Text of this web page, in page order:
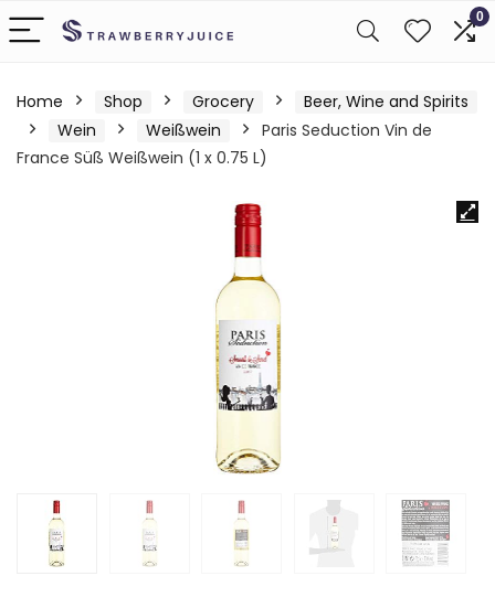
0
Home Shop Grocery
Beer, Wine and Spirits
Wein
Weißwein
Paris Seduction Vin de
France Süß Weißwein (1 x 0.75 L)